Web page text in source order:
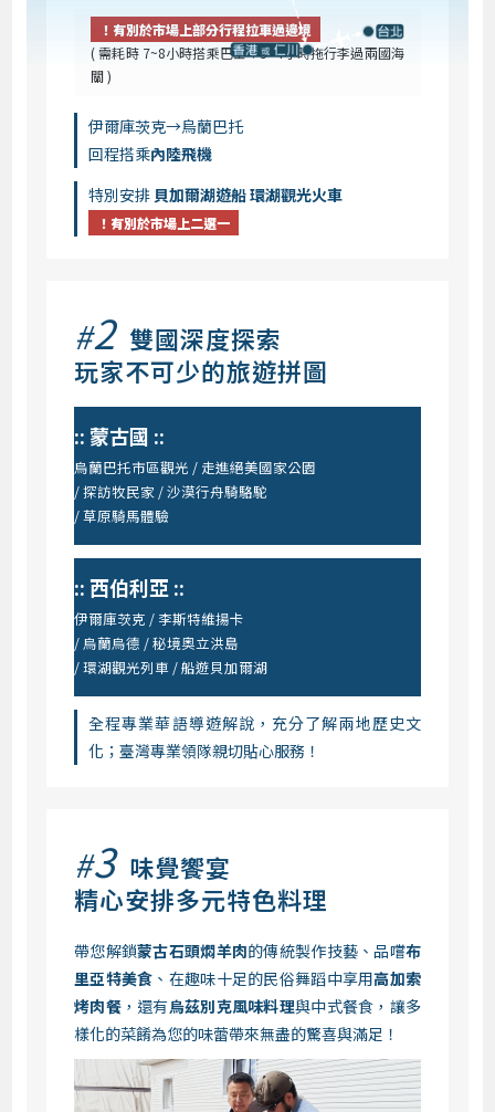
！有別於市場上部分行程拉車過邊境
( 需耗時 7~8小時搭乘巴士＋3~4小時拖行李過兩國海
關 )
伊爾庫茨克→烏蘭巴托
回程搭乘內陸飛機
特別安排 貝加爾湖遊船 環湖觀光火車
！有別於市場上二選一
#2 雙國深度探索
玩家不可少的旅遊拼圖
:: 蒙古國 ::
烏蘭巴托市區觀光 / 走進絕美國家公園
/ 探訪牧民家 / 沙漠行舟騎駱駝
/ 草原騎馬體驗
:: 西伯利亞 ::
伊爾庫茨克 / 李斯特維揚卡
/ 烏蘭烏德 / 秘境奧立洪島
/ 環湖觀光列車 / 船遊貝加爾湖
全程專業華語導遊解說，充分了解兩地歷史文
化；臺灣專業領隊親切貼心服務！
#3 味覺饗宴
精心安排多元特色料理
帶您解鎖蒙古石頭燜羊肉的傳統製作技藝、品嚐布
里亞特美食 、在趣味十足的民俗舞蹈中享用高加索
烤肉餐，還有烏茲別克風味料理與中式餐食，讓多
樣化的菜餚為您的味蕾帶來無盡的驚喜與滿足！